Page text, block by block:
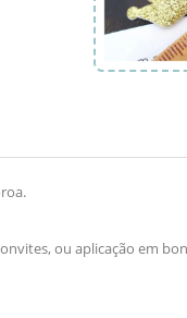
ou aplicação em